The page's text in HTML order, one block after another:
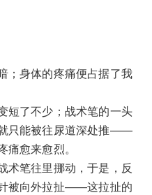
；身体的疼痛便占据了我
短了不少；战术笔的一头
只能被往尿道深处推——
愈来愈烈。
术笔往里挪动，于是，反
被向外拉扯——这拉扯的